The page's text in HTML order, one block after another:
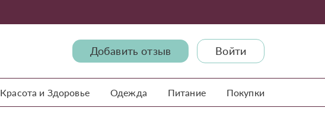
Добавить отзыв Войти
Красота и Здоровье Одежда Питание Покупки